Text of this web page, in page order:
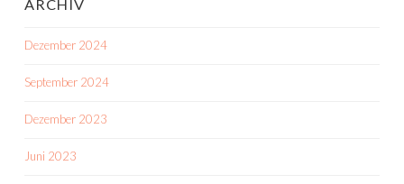
ARCHIV
Dezember 2024
September 2024
Dezember 2023
Juni 2023